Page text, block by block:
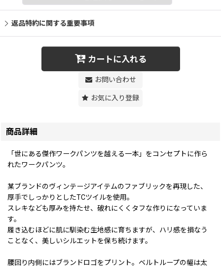
返品特約に関する重要事項
カートに入れる
お問い合わせ
お気に入り登録
商品詳細
「世にある傑作ワークパンツを越える一本」をコンセプトに作ら
れたワークパンツ。
某ブランドのヴィンテージアイテムのファブリックを再現した、
厚手でしっかりとしたTCツイルを使用。
スレキなども厚みを持たせ、破れにくくタフな作りになっていま
す。
履き込むほどに肌に馴染む生地感に育ちますが、ハリ感を損なう
ことなく、美しいシルエットを保ち続けます。
腰回り内側にはブランドロゴをプリント。ベルトループの幅は太